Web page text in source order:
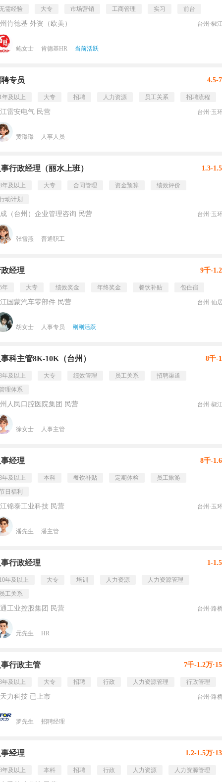
需经验 大专 市场营销 工商管理 实习 前台
肯德基 外资（欧美） 台州·椒
鲍女士 肯德基HR 当前活跃
专员 4.5-
年及以上 大专 招聘 人力资源 员工关系 招聘流程
雷安电气 民营 台州·玉
黄璟璟 人事人员
行政经理（丽水上班） 1.3-
年及以上 大专 合同管理 资金预算
绩效评价
动计划
（台州）企业管理咨询 民营 台州·玉
张雪燕 普通职工
经理 9千-
年 大专 绩效奖金 年终奖金 餐饮补贴 包住宿
国蒙汽车零部件 民营 台州·仙
胡女士 人事专员 刚刚活跃
科主管8K-10K（台州） 8千-
年及以上 大专 绩效管理 员工关系
招聘渠道
理体系
人民口腔医院集团 民营 台州·椒
徐女士 人事主管
经理 8千-
年及以上 本科 餐饮补贴 定期体检
员工旅游
日福利
锦泰工业科技 民营 台州·玉
潘先生 潘主管
行政经理 1-
年及以上 大专 培训 人力资源
人力资源管理
工关系
工业控股集团 民营 台州·路
元先生 HR
行政主管 7千-1.2万
年及以上 大专 招聘 行政 人力资源管理 行政管理
力科技 已上市 台州·路
罗先生 招聘经理
经理 1.2-1.5万
年及以上 本科 招聘 行政 人力资源 人力资源管理